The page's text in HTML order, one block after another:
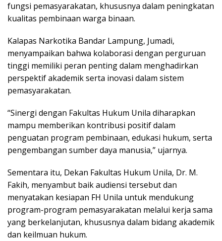
fungsi pemasyarakatan, khususnya dalam peningkatan
kualitas pembinaan warga binaan.
Kalapas Narkotika Bandar Lampung, Jumadi,
menyampaikan bahwa kolaborasi dengan perguruan
tinggi memiliki peran penting dalam menghadirkan
perspektif akademik serta inovasi dalam sistem
pemasyarakatan.
“Sinergi dengan Fakultas Hukum Unila diharapkan
mampu memberikan kontribusi positif dalam
penguatan program pembinaan, edukasi hukum, serta
pengembangan sumber daya manusia,” ujarnya.
Sementara itu, Dekan Fakultas Hukum Unila, Dr. M.
Fakih, menyambut baik audiensi tersebut dan
menyatakan kesiapan FH Unila untuk mendukung
program-program pemasyarakatan melalui kerja sama
yang berkelanjutan, khususnya dalam bidang akademik
dan keilmuan hukum.